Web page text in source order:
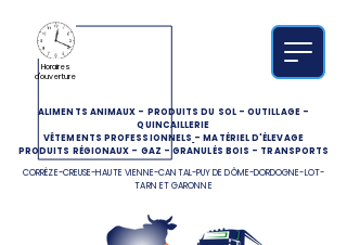
ALIMENTS ANIMAUX - PRODUITS DU SOL-OUTILLAGE-
QUINCAILLERIE
VÊTEMENTS PROFESSIONNELS -MATÉRIEL D'ÉLEVAGE
PRODUITS RÉGIONAUX - GAZ -GRANULÉS BOIS - TRANSPORTS
CORRÈZE-CREUSE-HAUTE VIENNE-CANTAL-PUY DE DÔME-DORDOGNE-LOT-
TARN ET GARONNE
Horaires
d'ouverture